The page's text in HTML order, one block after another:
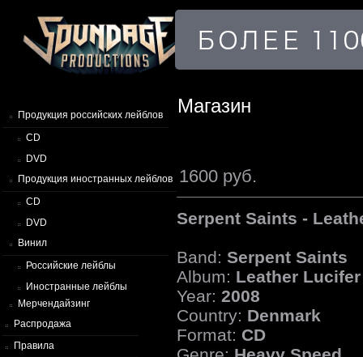
Продукция российских лейблов
CD
DVD
Продукция иностранных лейблов
CD
DVD
Винил
Российские лейблы
Иностранные лейблы
Мерчендайзинг
Распродажа
Правила
Магазин
1600 руб.
Serpent Saints -
Band: Serpent Saints
Album: Leather Lucifer
Year: 2008
Country: Denmark
Format: CD